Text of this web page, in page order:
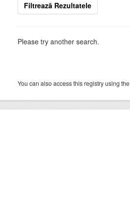
Filtrează Rezultatele
Please try another search.
You can also access this registry using the